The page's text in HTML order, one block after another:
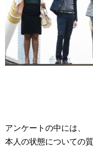
アンケートの中には、
本人の状態についての